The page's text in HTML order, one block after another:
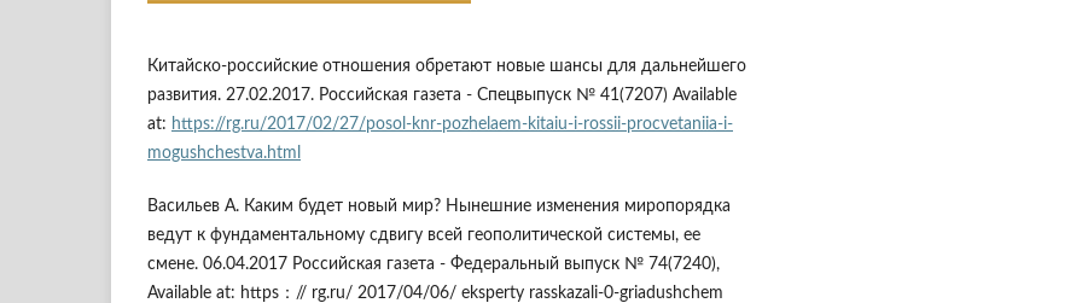
Китайско-российские отношения обретают новые шансы для дальнейшего
развития. 27.02.2017. Российская газета - Спецвыпуск № 41(7207) Available
at: https://rg.ru/2017/02/27/posol-knr-pozhelaem-kitaiu-i-rossii-procvetaniia-i-
mogushchestva.html
Васильев А. Каким будет новый мир? Нынешние изменения миропорядка
ведут к фундаментальному сдвигу всей геополитической системы, ее
смене. 06.04.2017 Российская газета - Федеральный выпуск № 74(7240),
Available at: https：// rg.ru/ 2017/04/06/ eksperty rasskazali-0-griadushchem